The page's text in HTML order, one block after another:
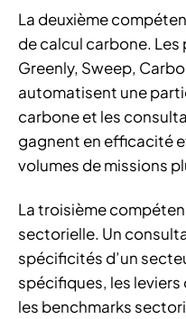
La deuxième
de calcul carbone.
Greenly, Sweep,
automatisent une
carbone et les
gagnent en efficacité
volumes de missions
La troisième
sectorielle. Un
spécificités d’un
spécifiques, les
les benchmarks